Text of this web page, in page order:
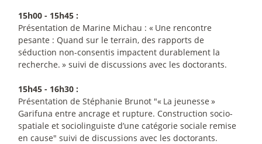
15h00 - 15h45 :
Présentation de Marine Michau : « Une rencontre
pesante : Quand sur le terrain, des rapports de
séduction non-consentis impactent durablement la
recherche. » suivi de discussions avec les doctorants.
15h45 - 16h30 :
Présentation de Stéphanie Brunot "« La jeunesse »
Garifuna entre ancrage et rupture. Construction socio-
spatiale et sociolinguiste d’une catégorie sociale remise
en cause" suivi de discussions avec les doctorants.